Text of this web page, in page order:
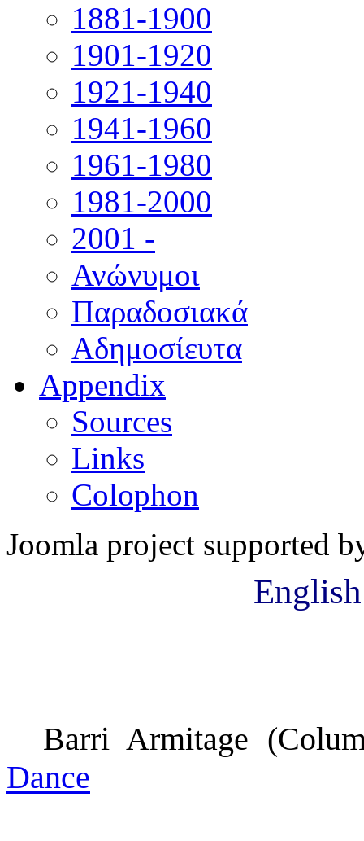
1881-1900
1901-1920
1921-1940
1941-1960
1961-1980
1981-2000
2001 -
Ανώνυμοι
Παραδοσιακά
Αδημοσίευτα
Appendix
Sources
Links
Colophon
Joomla project supported
Barri Armitage
Dance